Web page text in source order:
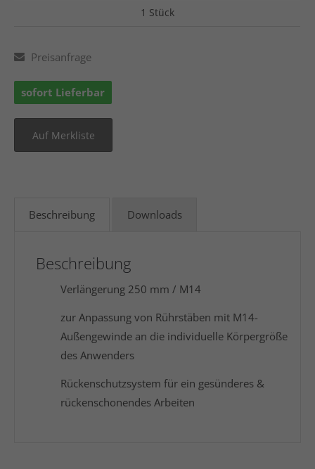
1 Stück
Preisanfrage
sofort Lieferbar
Beschreibung Downloads
Beschreibung
Verlängerung 250 mm / M14
zur Anpassung von Rührstäben mit M14-
Außengewinde an die individuelle Körpergröße
des Anwenders
Rückenschutzsystem für ein gesünderes &
rückenschonendes Arbeiten